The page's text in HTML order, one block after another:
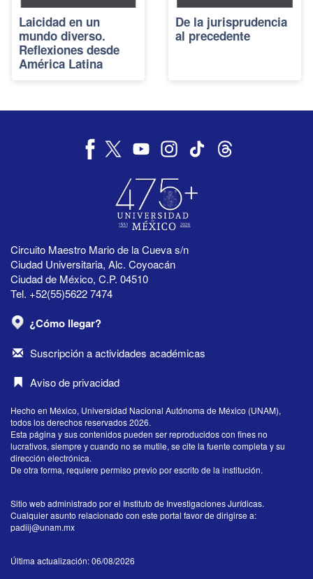
Laicidad en un
mundo diverso.
Reflexiones desde
América Latina
De la jurisprudencia
al precedente
Circuito Maestro Mario de la Cueva s/n
Ciudad Universitaria, Alc. Coyoacán
Ciudad de México, C.P. 04510
Tel. +52(55)5622 7474
¿Cómo llegar?
Suscripción a actividades académicas
Aviso de privacidad
Hecho en México, Universidad Nacional Autónoma de México (UNAM),
todos los derechos reservados 2026.
Esta página y sus contenidos pueden ser reproducidos con fines no
lucrativos, siempre y cuando no se mutile, se cite la fuente completa y su
dirección electrónica.
De otra forma, requiere permiso previo por escrito de la institución.
Sitio web administrado por el Instituto de Investigaciones Jurídicas.
Cualquier asunto relacionado con este portal favor de dirigirse a:
padiij@unam.mx
Última actualización: 06/08/2026